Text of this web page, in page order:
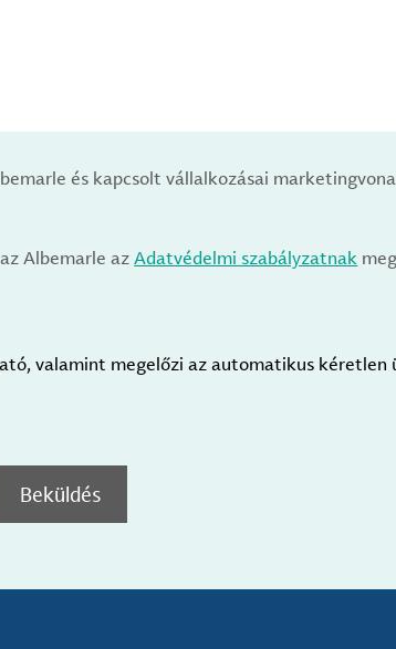
és kapcsolt vállalkozásai
Albemarle azAdatvédelmi szabályzatnak
valamint megelőzi az automatikus kéretlen
Beküldés